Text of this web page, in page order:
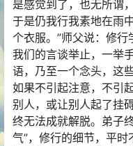
是感觉到了，也无所谓
于是仍我行我素地在雨
个衣服。”师父说：修行
我们的言谈举止，一举
语，乃至一个念头，这
如果不引起注意，不引
别人，或让别人起了挂
终无法成就解脱。弟子
气”，修行的细节，平